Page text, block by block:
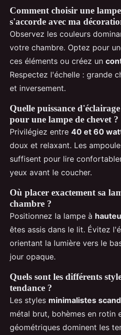
Comment choisir une
s'accorde avec ma
Observez les couleurs
votre chambre. Optez pour
ces éléments ou créez un
Respectez l'échelle : grande
et inversement.
Quelle puissance
pour une lampe de chevet ?
Privilégiez entre 40 et 60
doux et relaxant. Les
suffisent pour lire
yeux avant le coucher.
Où placer exactement sa
chambre ?
Positionnez la lampe à
êtes assis dans le lit. Évitez
orientant la lumière vers le
jour opaque.
Quels sont les différents
tendance ?
Les styles minimalistes
métal brut, bohèmes en rotin
géométriques dominent les